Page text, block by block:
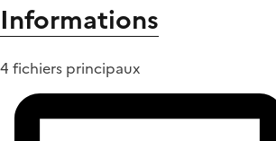
Informations
4 fichiers principaux